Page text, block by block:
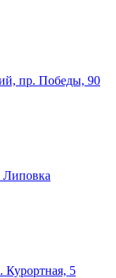
пр. Победы, 90
Липовка
Курортная, 5